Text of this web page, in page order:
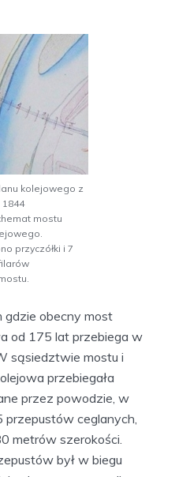
kolejowego z
1844
mostu
przyczółki i 7
obecny most
od 175 lat przebiega w
sąsiedztwie mostu i
przebiegała
przez powodzie, w
ceglanych,
metrów szerokości.
był w biegu